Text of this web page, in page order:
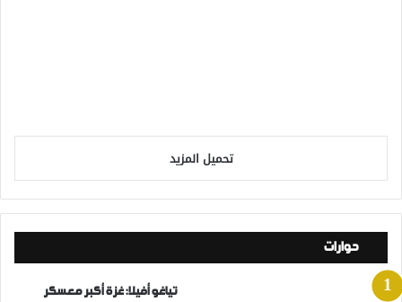
تحميل المزيد
حوارات
تياغو أفيلا: غزة أكبر معسكر